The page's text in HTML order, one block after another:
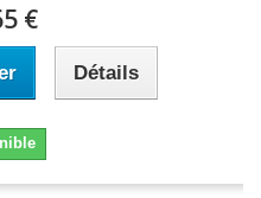
€
Détails